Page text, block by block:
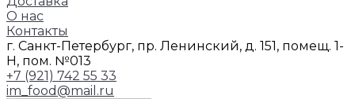
О нас
Контакты
г. Санкт-Петербург, пр. Ленинский, д. 151, помещ. 1-
Н, пом. №013
+7 (921) 742 55 33
im_food@mail.ru